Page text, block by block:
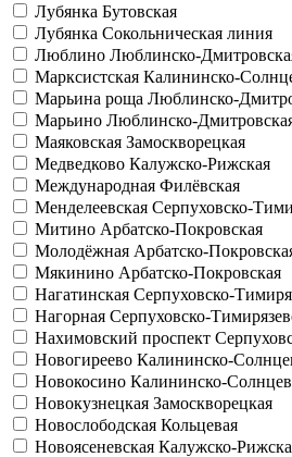
Лубянка Бутовская
Лубянка Сокольническая линия
Люблино Люблинско-
Марксистская Калининско-
Марьина роща Люблинско-
Марьино Люблинско-
Маяковская Замоскворецкая
Медведково Калужско-Рижская
Международная Филёвская
Менделеевская Серпуховско-
Митино Арбатско-Покровская
Молодёжная Арбатско-
Мякинино Арбатско-Покровская
Нагатинская Серпуховско-
Нагорная Серпуховско-
Нахимовский проспект
Новогиреево Калининско-
Новокосино Калининско-
Новокузнецкая Замоскворецкая
Новослободская Кольцевая
Новоясеневская Калужско-